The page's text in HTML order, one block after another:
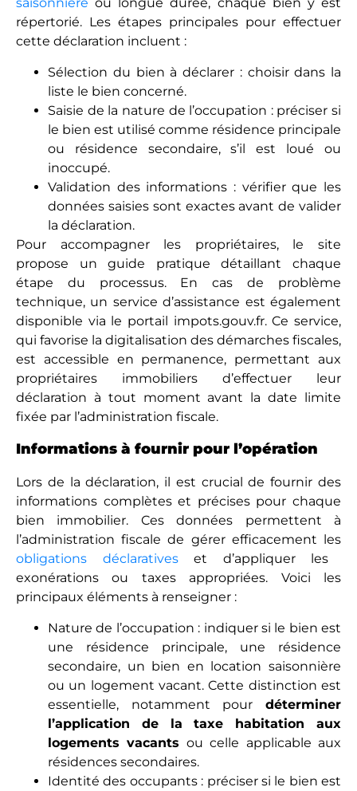
saisonnière ou longue durée, chaque bien y est
répertorié. Les étapes principales pour effectuer
cette déclaration incluent :
Sélection du bien à déclarer : choisir dans la
liste le bien concerné.
Saisie de la nature de l’occupation : préciser si
le bien est utilisé comme résidence principale
ou résidence secondaire, s’il est loué ou
inoccupé.
Validation des informations : vérifier que les
données saisies sont exactes avant de valider
la déclaration.
Pour accompagner les propriétaires, le site
propose un guide pratique détaillant chaque
étape du processus. En cas de problème
technique, un service d’assistance est également
disponible via le portail impots.gouv.fr. Ce service,
qui favorise la digitalisation des démarches fiscales,
est accessible en permanence, permettant aux
propriétaires immobiliers d’effectuer leur
déclaration à tout moment avant la date limite
fixée par l’administration fiscale.
Informations à fournir pour l’opération
Lors de la déclaration, il est crucial de fournir des
informations complètes et précises pour chaque
bien immobilier. Ces données permettent à
l’administration fiscale de gérer efficacement les
obligations déclarativeset d’appliquer les
exonérations ou taxes appropriées. Voici les
principaux éléments à renseigner :
Nature de l’occupation : indiquer si le bien est
une résidence principale, une résidence
secondaire, un bien en location saisonnière
ou un logement vacant. Cette distinction est
essentielle, notamment pour déterminer
l’application de la taxe habitation aux
logements vacants ou celle applicable aux
résidences secondaires.
Identité des occupants : préciser si le bien est